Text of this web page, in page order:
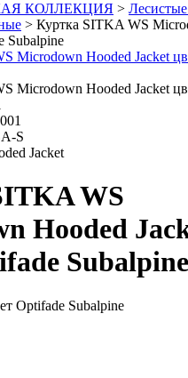
КОЛЛЕКЦИЯ >
> Куртка SITKA WS
Subalpine
S
Jacket
WS
Hooded
Subalpine
Optifade Subalpine